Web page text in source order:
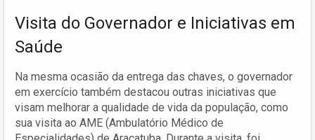
Visita do Governador e Iniciativas em
Saúde
Na mesma ocasião da entrega das chaves, o governador
em exercício também destacou outras iniciativas que
visam melhorar a qualidade de vida da população, como
sua visita ao AME (Ambulatório Médico de